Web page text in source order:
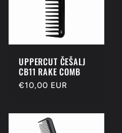
UPPERCUT ČEŠALJ
CB11 RAKE COMB
Redovna
€10,00 EUR